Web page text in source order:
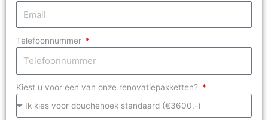
Telefoonnummer
Kiest u voor een van onze renovatiepakketten?